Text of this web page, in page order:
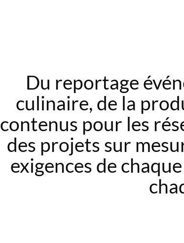
Du reportage
culinaire, de la
contenus pour les
des projets sur
exigences de